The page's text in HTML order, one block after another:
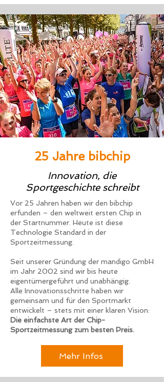
25 Jahre bibchip
Innovation, die
Sportgeschichte schreibt
Vor 25 Jahren haben wir den bibchip
erfunden – den weltweit ersten Chip in
der Startnummer. Heute ist diese
Technologie Standard in der
Sportzeitmessung.
Seit unserer Gründung der mandigo GmbH
im Jahr 2002 sind wir bis heute
eigentümergeführt und unabhängig.
Alle Innovationsschritte haben wir
gemeinsam und für den Sportmarkt
entwickelt – stets mit einer klaren Vision:
Die einfachste Art der Chip-
Sportzeitmessung zum besten Preis.
Mehr Infos